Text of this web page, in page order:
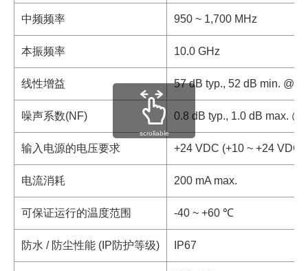
中频频率 950 ~ 1,700 MHz
本振频率 10.0 GHz
线性增益 57 dB typ., 52 dB min. @
噪声系数(NF) 0.8 dB typ., 1.0 dB max.
输入电源的电压要求 +24 VDC (+10 ~ +24 VDC)
电流消耗 200 mA max.
可保证运行的温度范围 -40 ~ +60 ℃
防水 / 防尘性能 (IP防护等级) IP67
scrollable